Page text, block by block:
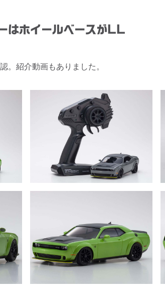
はホイールベースがLL
。紹介動画もありました。